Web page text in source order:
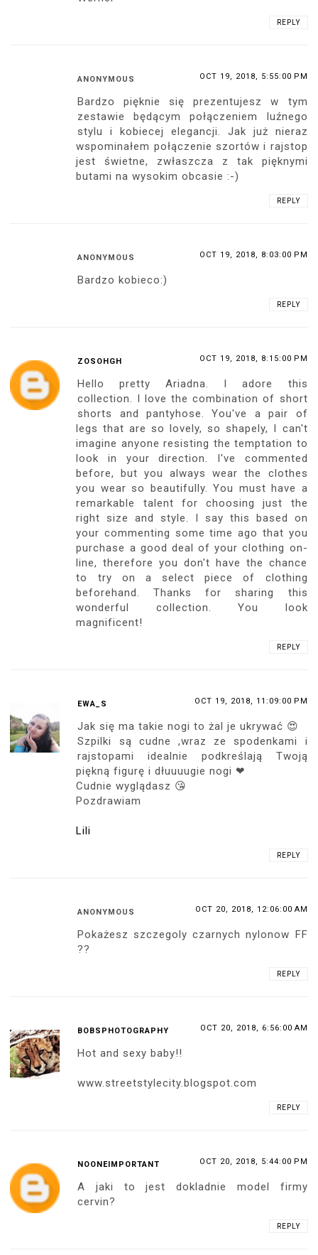
REPLY
ANONYMOUS OCT 19, 2018, 5:55:00 PM
Bardzo pięknie się prezentujesz w tym
zestawie będącym połączeniem luźnego
stylu i kobiecej elegancji. Jak już nieraz
wspominałem połączenie szortów i rajstop
jest świetne, zwłaszcza z tak pięknymi
butami na wysokim obcasie :-)
REPLY
ANONYMOUS OCT 19, 2018, 8:03:00 PM
Bardzo kobieco:)
REPLY
ZOSOHGH OCT 19, 2018, 8:15:00 PM
Hello pretty Ariadna. I adore this
collection. I love the combination of short
shorts and pantyhose. You've a pair of
legs that are so lovely, so shapely, I can't
imagine anyone resisting the temptation to
look in your direction. I've commented
before, but you always wear the clothes
you wear so beautifully. You must have a
remarkable talent for choosing just the
right size and style. I say this based on
your commenting some time ago that you
purchase a good deal of your clothing on-
line, therefore you don't have the chance
to try on a select piece of clothing
beforehand. Thanks for sharing this
wonderful collection. You look
magnificent!
REPLY
EWA_S OCT 19, 2018, 11:09:00 PM
Jak się ma takie nogi to żal je ukrywać 😍
Szpilki są cudne ,wraz ze spodenkami i
rajstopami idealnie podkreślają Twoją
piękną figurę i dłuuuugie nogi ❤
Cudnie wyglądasz 😘
Pozdrawiam
Lili
REPLY
ANONYMOUS OCT 20, 2018, 12:06:00 AM
Pokażesz szczegoly czarnych nylonow FF
??
REPLY
BOBSPHOTOGRAPHY OCT 20, 2018, 6:56:00 AM
Hot and sexy baby!!
www.streetstylecity.blogspot.com
REPLY
NOONEIMPORTANT OCT 20, 2018, 5:44:00 PM
A jaki to jest dokladnie model firmy
cervin?
REPLY